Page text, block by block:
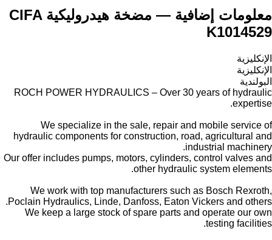
معلومات إضافية — مضخة هيدروليكية CIFA
K1014529
الإنكليزية
الإنكليزية
البولندية
ROCH POWER HYDRAULICS – Over 30 years of hydraulic
expertise.
We specialize in the sale, repair and mobile service of
hydraulic components for construction, road, agricultural and
industrial machinery.
Our offer includes pumps, motors, cylinders, control valves and
other hydraulic system elements.
We work with top manufacturers such as Bosch Rexroth,
Poclain Hydraulics, Linde, Danfoss, Eaton Vickers and others.
We keep a large stock of spare parts and operate our own
testing facilities.